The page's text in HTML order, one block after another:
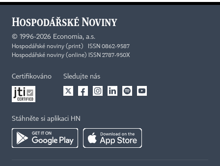
© 1996-2026 Economia, a.s.
Hospodářské noviny (print) ISSN 0862-9587
Hospodářské noviny (online) ISSN 2787-950X
Certifikováno Sledujte nás
Stáhněte si aplikaci HN